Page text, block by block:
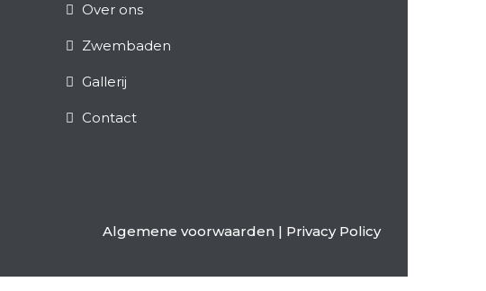
Over ons
Zwembaden
Gallerij
Contact
Algemene voorwaarden | Privacy Policy